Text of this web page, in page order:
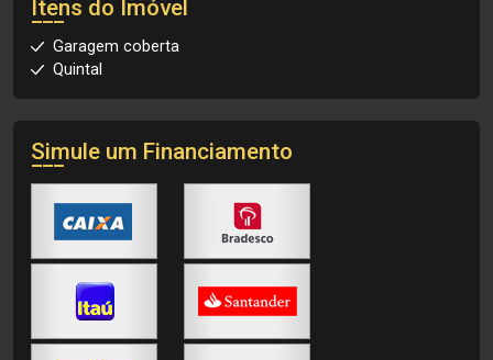
Itens do Imóvel
Garagem coberta
Quintal
Simule um Financiamento